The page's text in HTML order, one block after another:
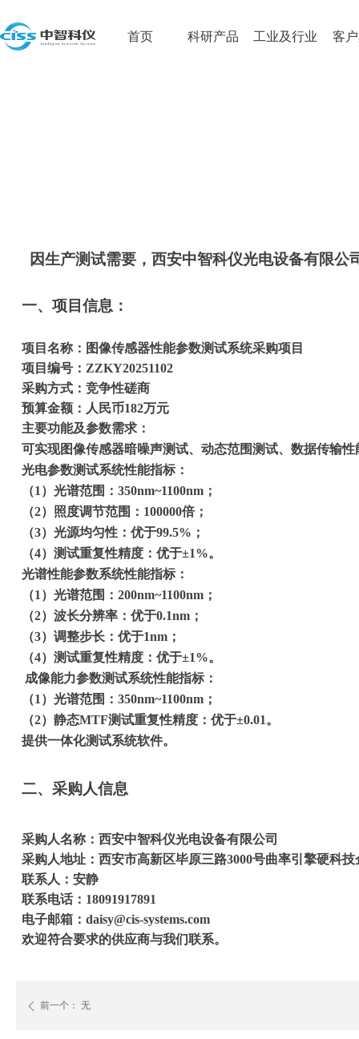
首页 科研产品 工业及行业 客
因生产测试需要，西安中智科仪光电设备有限公
​一、项目信息：
项目名称： 图像传感器性能参数测试系统采购项目
​​项目编号：ZZKY20251102
​​采购方式：竞争性磋商
​​预算金额：人民币182万元
主要功能及参数需求：
可实现图像传感器暗噪声测试、动态范围测试、数据传输性
光电参数测试系统性能指标：
（1）光谱范围：350nm~1100nm；
（2）照度调节范围：100000倍；
（3）光源均匀性：优于99.5%；
（4）测试重复性精度：优于±1%。
光谱性能参数系统性能指标：
（1）光谱范围：200nm~1100nm；
（2）波长分辨率：优于0.1nm；
（3）调整步长：优于1nm；
（4）测试重复性精度：优于±1%。
成像能力参数测试系统性能指标：
（1）光谱范围：350nm~1100nm；
（2）静态MTF测试重复性精度：优于±0.01。
提供一体化测试系统软件。
二、采购人信息
​​采购人名称：西安中智科仪光电设备有限公司
采购人地址：西安市高新区毕原三路3000号曲率引擎硬科
​​联系人：安静
​​联系电话：18091917891
​​电子邮箱：daisy@cis-systems.com
欢迎符合要求的供应商与我们联系。
ꄴ 前一个： 无